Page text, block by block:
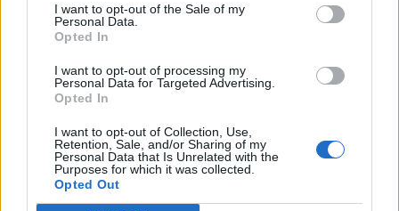
I want to opt-out of the Sale of my
Personal Data.
Opted In
I want to opt-out of processing my
Personal Data for Targeted Advertising.
Opted In
I want to opt-out of Collection, Use,
Retention, Sale, and/or Sharing of my
Personal Data that Is Unrelated with the
Purposes for which it was collected.
Opted Out
Εγγραφή στο Newsletter
Σημαντικά νέα για την υγεία στο mail σας καθημερινά